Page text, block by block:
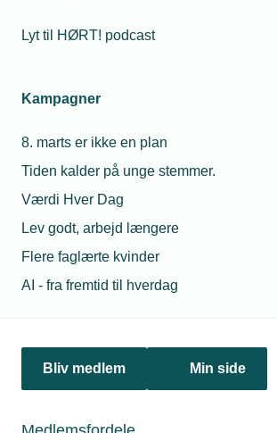
Lyt til HØRT! podcast
Kampagner
8. marts er ikke en plan
Tiden kalder på unge stemmer.
Værdi Hver Dag
Lev godt, arbejd længere
Flere faglærte kvinder
AI - fra fremtid til hverdag
Bliv medlem Min side
Politik & analyse
jura@tekniq.dk
tekniq@tekniq.dk